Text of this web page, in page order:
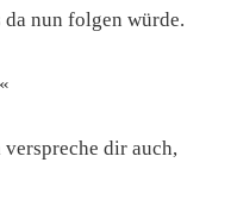
nun folgen würde.
dir auch,